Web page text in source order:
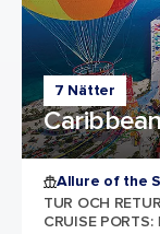
7 Nätter
Allure of the
TUR OCH
CRUISE PORTS: